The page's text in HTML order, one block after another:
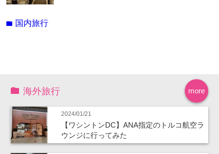
folder 国内旅行
more
海外旅行
2024/01/21
【ワシントンDC】ANA指定のトルコ航空ラ
ウンジに行ってみた